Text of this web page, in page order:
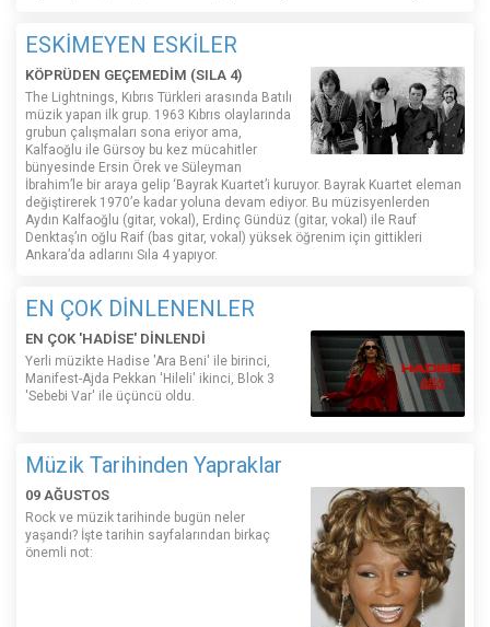
ESKİMEYEN ESKİLER
KÖPRÜDEN GEÇEMEDİM (SILA 4)
The Lightnings, Kıbrıs Türkleri arasında Batılı
müzik yapan ilk grup. 1963 Kıbrıs olaylarında
grubun çalışmaları sona eriyor ama,
Kalfaoğlu ile Gürsoy bu kez mücahitler
bünyesinde Ersin Örek ve Süleyman
İbrahim’le bir araya gelip ‘Bayrak Kuartet’i kuruyor. Bayrak Kuartet eleman
değiştirerek 1970’e kadar yoluna devam ediyor. Bu müzisyenlerden
Aydın Kalfaoğlu (gitar, vokal), Erdinç Gündüz (gitar, vokal) ile Rauf
Denktaş’ın oğlu Raif (bas gitar, vokal) yüksek öğrenim için gittikleri
Ankara’da adlarını Sıla 4 yapıyor.
EN ÇOK DİNLENENLER
EN ÇOK 'HADİSE' DİNLENDİ
Yerli müzikte Hadise 'Ara Beni' ile birinci,
Manifest-Ajda Pekkan 'Hileli' ikinci, Blok 3
'Sebebi Var' ile üçüncü oldu.
Müzik Tarihinden Yapraklar
09 AĞUSTOS
Rock ve müzik tarihinde bugün neler
yaşandı? İşte tarihin sayfalarından birkaç
önemli not: